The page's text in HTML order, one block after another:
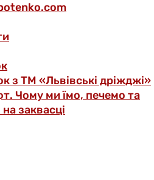
з ТМ «Львівські дріжджі»
Чому ми їмо, печемо та
заквасці